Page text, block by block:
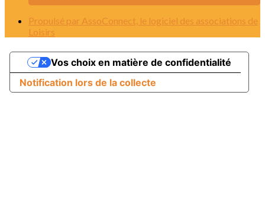
Propulsé par AssoConnect, le logiciel des associations de
Loisirs
Notification lors de la collecte
Vos choix en matière de confidentialité